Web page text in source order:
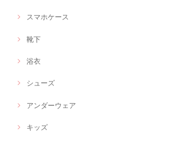
スマホケース
靴下
浴衣
シューズ
アンダーウェア
キッズ